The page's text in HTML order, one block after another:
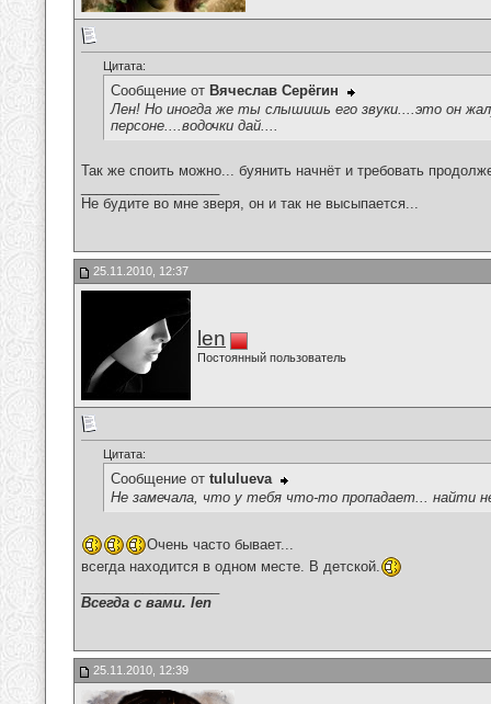
Цитата:
Сообщение от Вячеслав Серёгин
Лен! Но иногда же ты слышишь его звуки....это он
персоне....водочки дай....
Так же споить можно... буянить начнёт и требовать
Не будите во мне зверя, он и так не высыпается...
25.11.2010, 12:37
len
Постоянный пользователь
Цитата:
Сообщение от tululueva
Не замечала, что у тебя что-то пропадает... найти
Очень часто бывает...
всегда находится в одном месте. В детской.
Всегда с вами. len
25.11.2010, 12:39